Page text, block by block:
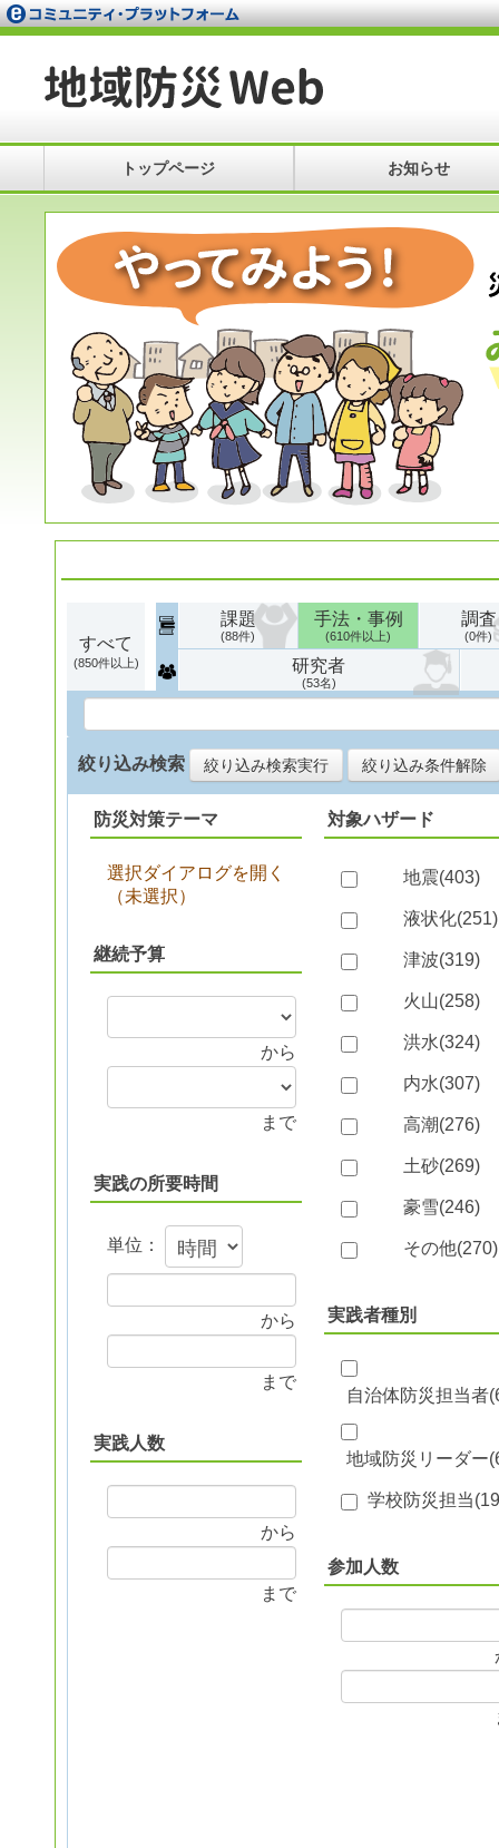
トップページ お知らせ
すべて
850
課題
88
手法・事例
610
調査
0
研究者
53
絞り込み検索 絞り込み検索実行 絞り込み条件解除
防災対策テーマ
選択ダイアログを開く
（未選択）
対象ハザード
地震(403)
液状化(251)
津波(319)
火山(258)
洪水(324)
内水(307)
高潮(276)
土砂(269)
豪雪(246)
その他(270)
継続予算
から
まで
実践の所要時間
単位：
から
まで
実践者種別
自治体防災担当者(
地域防災リーダー(
学校防災担当(19
実践人数
から
まで
参加人数